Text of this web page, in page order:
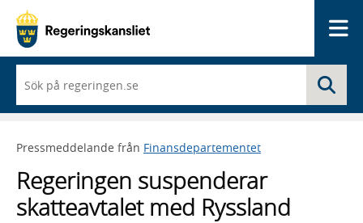
du
börjar
skriva
framträder
lista
med
sökförslag
Pressmeddelande från Finansdepartementet
Regeringen suspenderar
skatteavtalet med Ryssland